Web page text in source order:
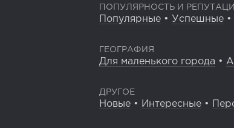
ПОПУЛЯРНОСТЬ И
Популярные • Успешные •
ГЕОГРАФИЯ
Для маленького города •
ДРУГОЕ
Новые • Интересные •